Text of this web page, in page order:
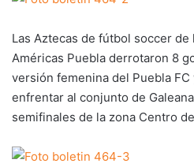
Las Aztecas de fútbol soccer de
Américas Puebla derrotaron 8
versión femenina del Puebla
enfrentar al conjunto de
semifinales de la zona Centro